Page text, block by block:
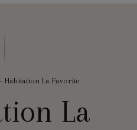
Habitation La Favorite
La